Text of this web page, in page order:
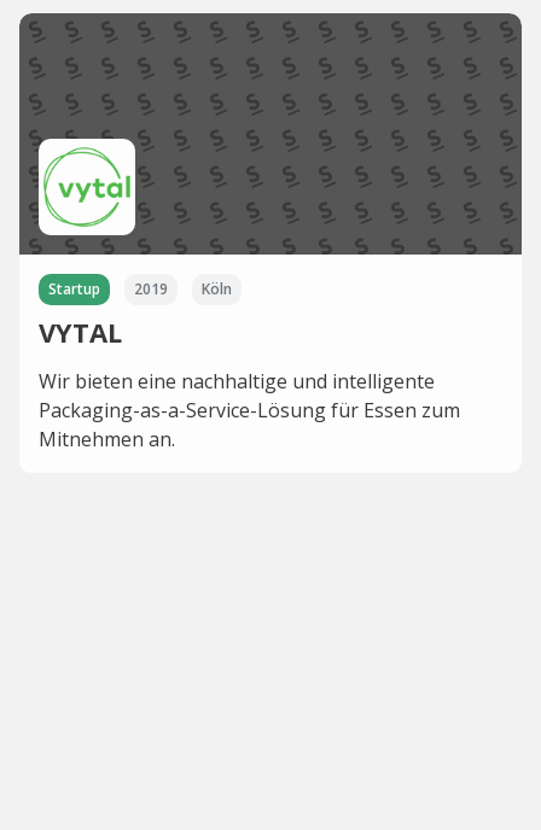
Startup 2019 Köln
VYTAL
Wir bieten eine nachhaltige und intelligente
Packaging-as-a-Service-Lösung für Essen zum
Mitnehmen an.